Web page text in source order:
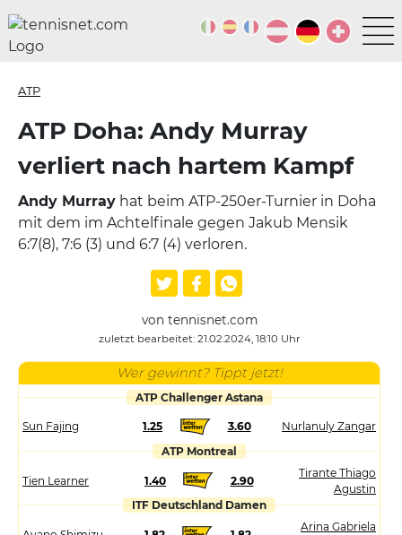
ATP
ATP Doha: Andy Murray
verliert nach hartem Kampf
Andy Murray hat beim ATP-250er-Turnier in Doha
mit dem im Achtelfinale gegen Jakub Mensik
6:7(8), 7:6 (3) und 6:7 (4) verloren.
von tennisnet.com
zuletzt bearbeitet: 21.02.2024, 18:10 Uhr
Wer gewinnt? Tippt jetzt!
ATP Challenger Astana
Sun Fajing 1.25 3.60
Nurlanuly Zangar
ATP Montreal
Tien Learner 1.40 2.90
Tirante Thiago
Agustin
ITF Deutschland Damen
Arina Gabriela